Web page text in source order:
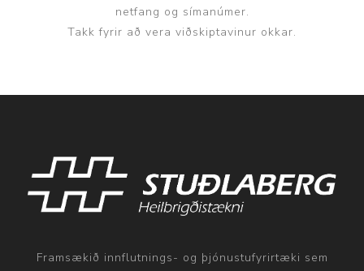
netfang og símanúmer.
Takk fyrir að vera viðskiptavinur okkar.
Framsækið innflutnings- og þjónustufyrirtæki sem